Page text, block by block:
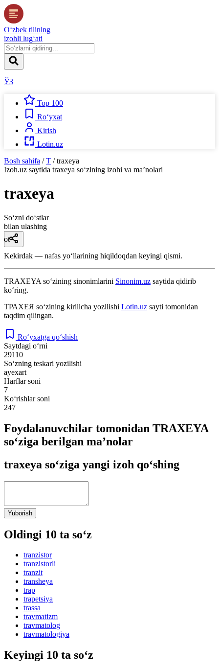
O‘zbek tilining
izohli lug‘ati
ЎЗ
Top 100
Ro‘yxat
Kirish
Lotin.uz
Bosh sahifa / T / traxeya
Izoh.uz saytida traxeya so‘zining izohi va ma’nolari
traxeya
So‘zni do‘stlar
bilan ulashing
ot
Kekirdak — nafas yoʻllarining hiqildoqdan keyingi qismi.
TRAXEYA so‘zining sinonimlarini Sinonim.uz saytida qidirib
ko‘ring.
ТРАХЕЯ so‘zining kirillcha yozilishi Lotin.uz sayti tomonidan
taqdim qilingan.
Ro‘yxatga qo‘shish
Saytdagi o‘rni
29110
So‘zning teskari yozilishi
ayexart
Harflar soni
7
Ko‘rishlar soni
247
Foydalanuvchilar tomonidan TRAXEYA
so‘ziga berilgan ma’nolar
traxeya so‘ziga yangi izoh qo‘shing
Yuborish
Oldingi 10 ta so‘z
tranzistor
tranzistorli
tranzit
transheya
trap
trapetsiya
trassa
travmatizm
travmatolog
travmatologiya
Keyingi 10 ta so‘z